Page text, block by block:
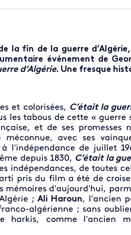
la fin de la guerre
événement de
d’Algérie. Une fresque
et colorisées, C’était la
les tabous de cette « guerre
et de ses promesses
méconnue, avec ses
l’indépendance de juillet
depuis 1830, C’était la
indépendances, de toutes
pris du film a été de
mémoires d’aujourd’hui,
;Ali Haroun, l’ancien
algérienne ; sans
harkis, comme l’ancien